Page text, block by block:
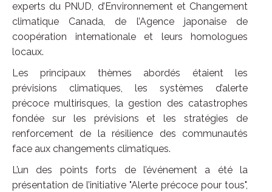
experts du PNUD, d’Environnement et Changement
climatique Canada, de l’Agence japonaise de
coopération internationale et leurs homologues
locaux.
Les principaux thèmes abordés étaient les
prévisions climatiques, les systèmes d’alerte
précoce multirisques, la gestion des catastrophes
fondée sur les prévisions et les stratégies de
renforcement de la résilience des communautés
face aux changements climatiques.
L’un des points forts de l’événement a été la
présentation de l’initiative "Alerte précoce pour tous",